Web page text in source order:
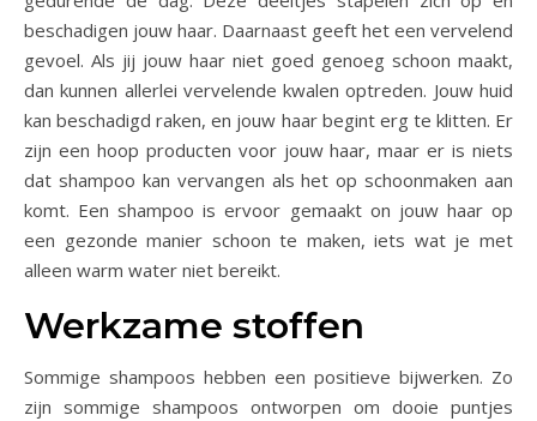
beschadigen jouw haar. Daarnaast geeft het een vervelend
gevoel. Als jij jouw haar niet goed genoeg schoon maakt,
dan kunnen allerlei vervelende kwalen optreden. Jouw huid
kan beschadigd raken, en jouw haar begint erg te klitten. Er
zijn een hoop producten voor jouw haar, maar er is niets
dat shampoo kan vervangen als het op schoonmaken aan
komt. Een shampoo is ervoor gemaakt on jouw haar op
een gezonde manier schoon te maken, iets wat je met
alleen warm water niet bereikt.
Werkzame stoffen
Sommige shampoos hebben een positieve bijwerken. Zo
zijn sommige shampoos ontworpen om dooie puntjes